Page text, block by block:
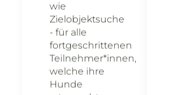
wie
Zielobjektsuche
- für alle
fortgeschrittenen
Teilnehmer*innen,
welche ihre
Hunde